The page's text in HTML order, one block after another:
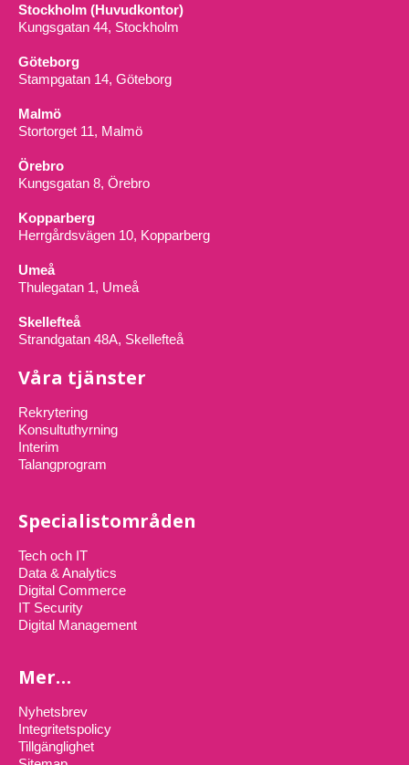
Stockholm (Huvudkontor)
Kungsgatan 44, Stockholm
Göteborg
Stampgatan 14, Göteborg
Malmö
Stortorget 11, Malmö
Örebro
Kungsgatan 8, Örebro
Kopparberg
Herrgårdsvägen 10, Kopparberg
Umeå
Thulegatan 1, Umeå
Skellefteå
Strandgatan 48A, Skellefteå
Våra tjänster
Rekrytering
Konsultuthyrning
Interim
Talangprogram
Specialistområden
Tech och IT
Data & Analytics
Digital Commerce
IT Security
Digital Management
Mer…
Nyhetsbrev
Integritetspolicy
Tillgänglighet